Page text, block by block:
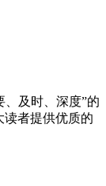
、及时、深度”的
读者提供优质的